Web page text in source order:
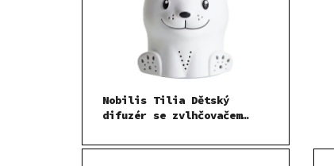
Nobilis Tilia Dětský
difuzér se zvlhčovačem